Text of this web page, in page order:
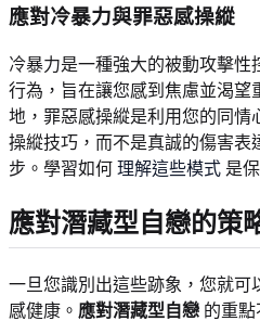
應對冷暴力與罪惡感操縱
冷暴力是一種強大的被動攻擊性
行為，旨在讓您感到焦慮並渴望
地，罪惡感操縱是利用您的同情
操縱技巧，而不是真誠的傷害表
步。學習如何 理解這些模式 是
應對潛藏型自戀的策
一旦您識別出這些跡象，您就可
感健康。 應對潛藏型自戀 的重